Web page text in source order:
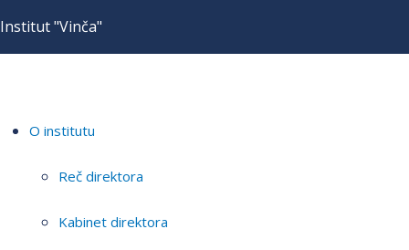
Institut "Vinča"
O institutu
Reč direktora
Kabinet direktora